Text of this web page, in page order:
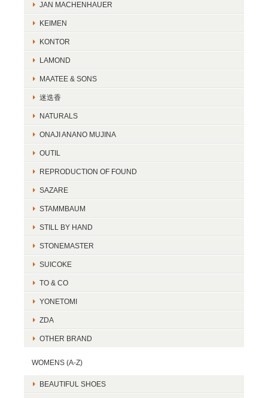
JAN MACHENHAUER
KEIMEN
KONTOR
LAMOND
MAATEE & SONS
迷迭香
NATURALS
ONAJI ANANO MUJINA
OUTIL
REPRODUCTION OF FOUND
SAZARE
STAMMBAUM
STILL BY HAND
STONEMASTER
SUICOKE
TO & CO
YONETOMI
ZDA
OTHER BRAND
WOMENS (A-Z)
BEAUTIFUL SHOES